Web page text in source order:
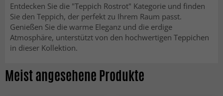
Entdecken Sie die "Teppich Rostrot" Kategorie und finden
Sie den Teppich, der perfekt zu Ihrem Raum passt.
Genießen Sie die warme Eleganz und die erdige
Atmosphäre, unterstützt von den hochwertigen Teppichen
in dieser Kollektion.
Meist angesehene Produkte